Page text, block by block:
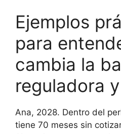
Ejemplos
para
cambia la
reguladora
Ana, 2028. Dentro del
tiene 70 meses sin